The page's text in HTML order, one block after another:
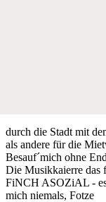
durch die Stadt mit
als andere für die
Besauf´mich ohne
Die Musikkaierre das
FiNCH ASOZiAL -
mich niemals, Fotze